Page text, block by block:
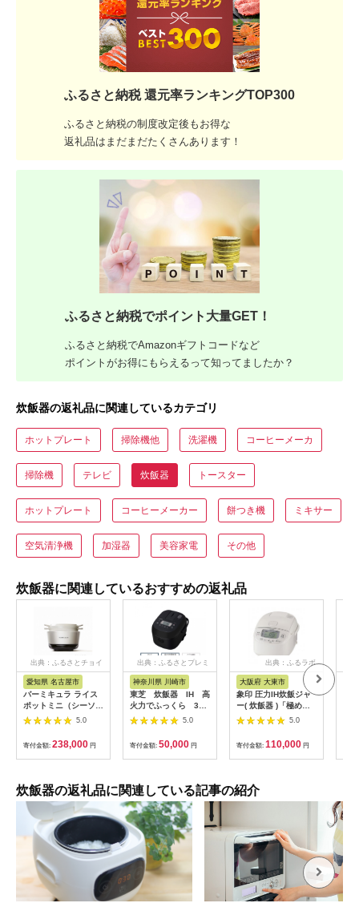
ふるさと納税 還元率ランキングTOP300
ふるさと納税の制度改定後もお得な
返礼品はまだまだたくさんあります！
ふるさと納税でポイント大量GET！
ふるさと納税でAmazonギフトコードなど
ポイントがお得にもらえるって知ってましたか？
炊飯器の返礼品に関連しているカテゴリ
ホットプレート 掃除機他 洗濯機 コーヒーメーカ
掃除機 テレビ 炊飯器 トースター
ホットプレート コーヒーメーカー 餅つき機 ミキサー
空気清浄機 加湿器 美容家電 その他
炊飯器に関連しているおすすめの返礼品
出典：ふるさとチョイ
ス
愛知県 名古屋市
バーミキュラ ライス
ポットミニ（シーソル
トホワイト）【スマー
トパッケージ】
5.0
寄付金額: 238,000 円
出典：ふるさとプレミ
アム
神奈川県 川崎市
東芝 炊飯器 IH 高
火力でふっくら 3
合 RC-5XW(K)
141305_KV49
5.0
寄付金額: 50,000 円
出典：ふるラボ
大阪府 大東市
象印 圧力IH炊飯ジャ
ー( 炊飯器 )「極め炊
き」NPRU05-WA(3合
炊き)ホワイト
5.0
寄付金額: 110,000 円
炊飯器の返礼品に関連している記事の紹介